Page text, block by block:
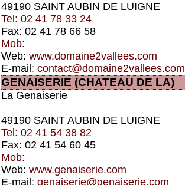
49190 SAINT AUBIN DE LUIGNE
Tel: 02 41 78 33 24
Fax: 02 41 78 66 58
Mob:
Web: www.domaine2vallees.com
E-mail: contact@domaine2vallees.com
GENAISERIE (CHATEAU DE LA)
La Genaiserie
49190 SAINT AUBIN DE LUIGNE
Tel: 02 41 54 38 82
Fax: 02 41 54 60 45
Mob:
Web: www.genaiserie.com
E-mail: genaiserie@genaiserie.com